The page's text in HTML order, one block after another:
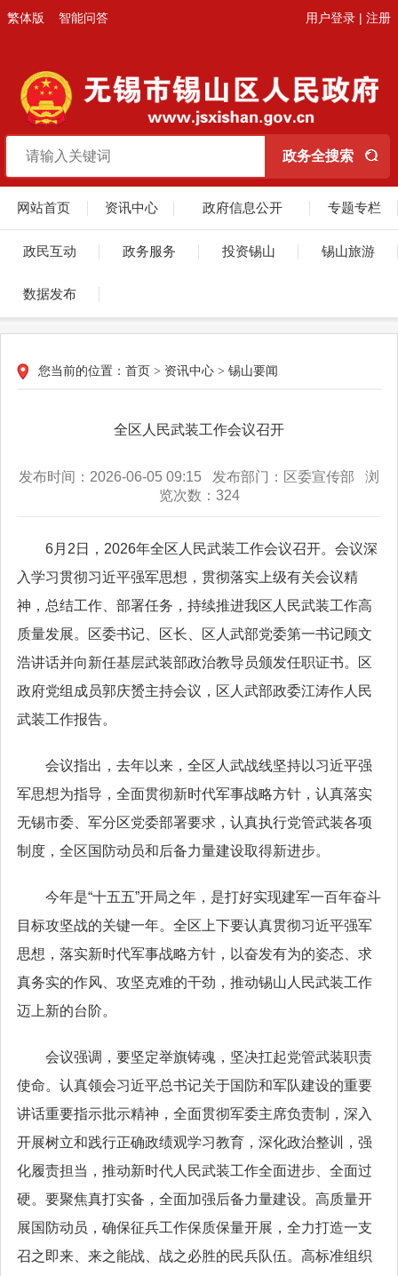
繁体版 智能问答 用户登录 | 注册
网站首页 资讯中心 政府信息公开 专题专栏
政民互动 政务服务 投资锡山 锡山旅游
数据发布
您当前的位置： 首页 > 资讯中心 > 锡山要闻
全区人民武装工作会议召开
发布时间：2026-06-05 09:15 发布部门：区委宣传部 浏
览次数： 324
6月2日，2026年全区人民武装工作会议召开。会议深
入学习贯彻习近平强军思想，贯彻落实上级有关会议精
神，总结工作、部署任务，持续推进我区人民武装工作高
质量发展。区委书记、区长、区人武部党委第一书记顾文
浩讲话并向新任基层武装部政治教导员颁发任职证书。区
政府党组成员郭庆赟主持会议，区人武部政委江涛作人民
武装工作报告。
会议指出，去年以来，全区人武战线坚持以习近平强
军思想为指导，全面贯彻新时代军事战略方针，认真落实
无锡市委、军分区党委部署要求，认真执行党管武装各项
制度，全区国防动员和后备力量建设取得新进步。
今年是“十五五”开局之年，是打好实现建军一百年奋斗
目标攻坚战的关键一年。全区上下要认真贯彻习近平强军
思想，落实新时代军事战略方针，以奋发有为的姿态、求
真务实的作风、攻坚克难的干劲，推动锡山人民武装工作
迈上新的台阶。
会议强调，要坚定举旗铸魂，坚决扛起党管武装职责
使命。认真领会习近平总书记关于国防和军队建设的重要
讲话重要指示批示精神，全面贯彻军委主席负责制，深入
开展树立和践行正确政绩观学习教育，深化政治整训，强
化履责担当，推动新时代人民武装工作全面进步、全面过
硬。要聚焦真打实备，全面加强后备力量建设。高质量开
展国防动员，确保征兵工作保质保量开展，全力打造一支
召之即来、来之能战、战之必胜的民兵队伍。高标准组织